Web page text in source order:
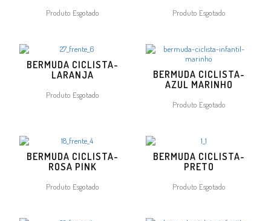
Produto Esgotado Produto Esgotado
BERMUDA CICLISTA-
LARANJA
Produto Esgotado
BERMUDA CICLISTA-
AZUL MARINHO
Produto Esgotado
BERMUDA CICLISTA-
ROSA PINK
Produto Esgotado
BERMUDA CICLISTA-
PRETO
Produto Esgotado